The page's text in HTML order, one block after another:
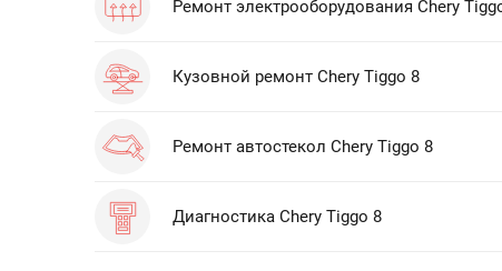
Ремонт электрооборудования Chery
Кузовной ремонт Chery Tiggo 8
Ремонт автостекол Chery Tiggo 8
Диагностика Chery Tiggo 8